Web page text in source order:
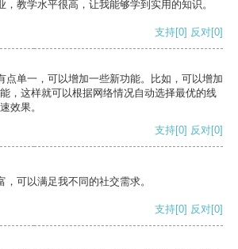
，教学水平很高，让我能够学到实用的知识。
支持[0] 反对[0]
点单一，可以增加一些新功能。比如，可以增加
，这样就可以根据网络情况自动选择最优的线
效果。
支持[0] 反对[0]
可以满足我不同的社交需求。
支持[0] 反对[0]